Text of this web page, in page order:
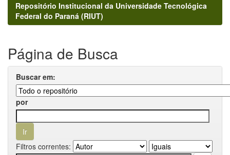
Repositório Institucional da Universidade Tecnológica
Federal do Paraná (RIUT)
Página de Busca
Buscar em:
por
Filtros correntes: